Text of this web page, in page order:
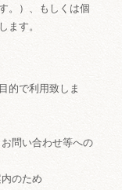
。）、もしくは個
ます。
的で利用致しま
問い合わせ等への
のため